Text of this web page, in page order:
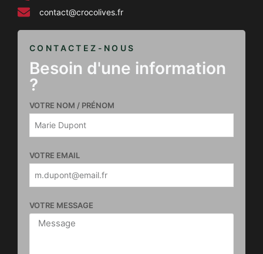
CONTACTEZ-NOUS
Besoin d'une information
?
VOTRE NOM / PRÉNOM
VOTRE EMAIL
VOTRE MESSAGE
contact@crocolives.fr